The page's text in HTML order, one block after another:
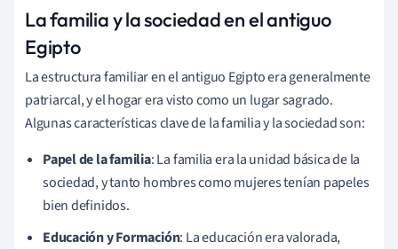
La familia y la sociedad en el antiguo
Egipto
La estructura familiar en el antiguo Egipto era generalmente
patriarcal, y el hogar era visto como un lugar sagrado.
Algunas características clave de la familia y la sociedad son:
Papel de la familia: La familia era la unidad básica de la
sociedad, y tanto hombres como mujeres tenían papeles
bien definidos.
Educación y Formación: La educación era valorada,